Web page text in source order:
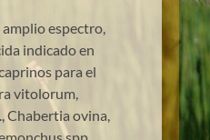
espectro,
indicado en
para el
vitolorum,
Chabertia ovina,